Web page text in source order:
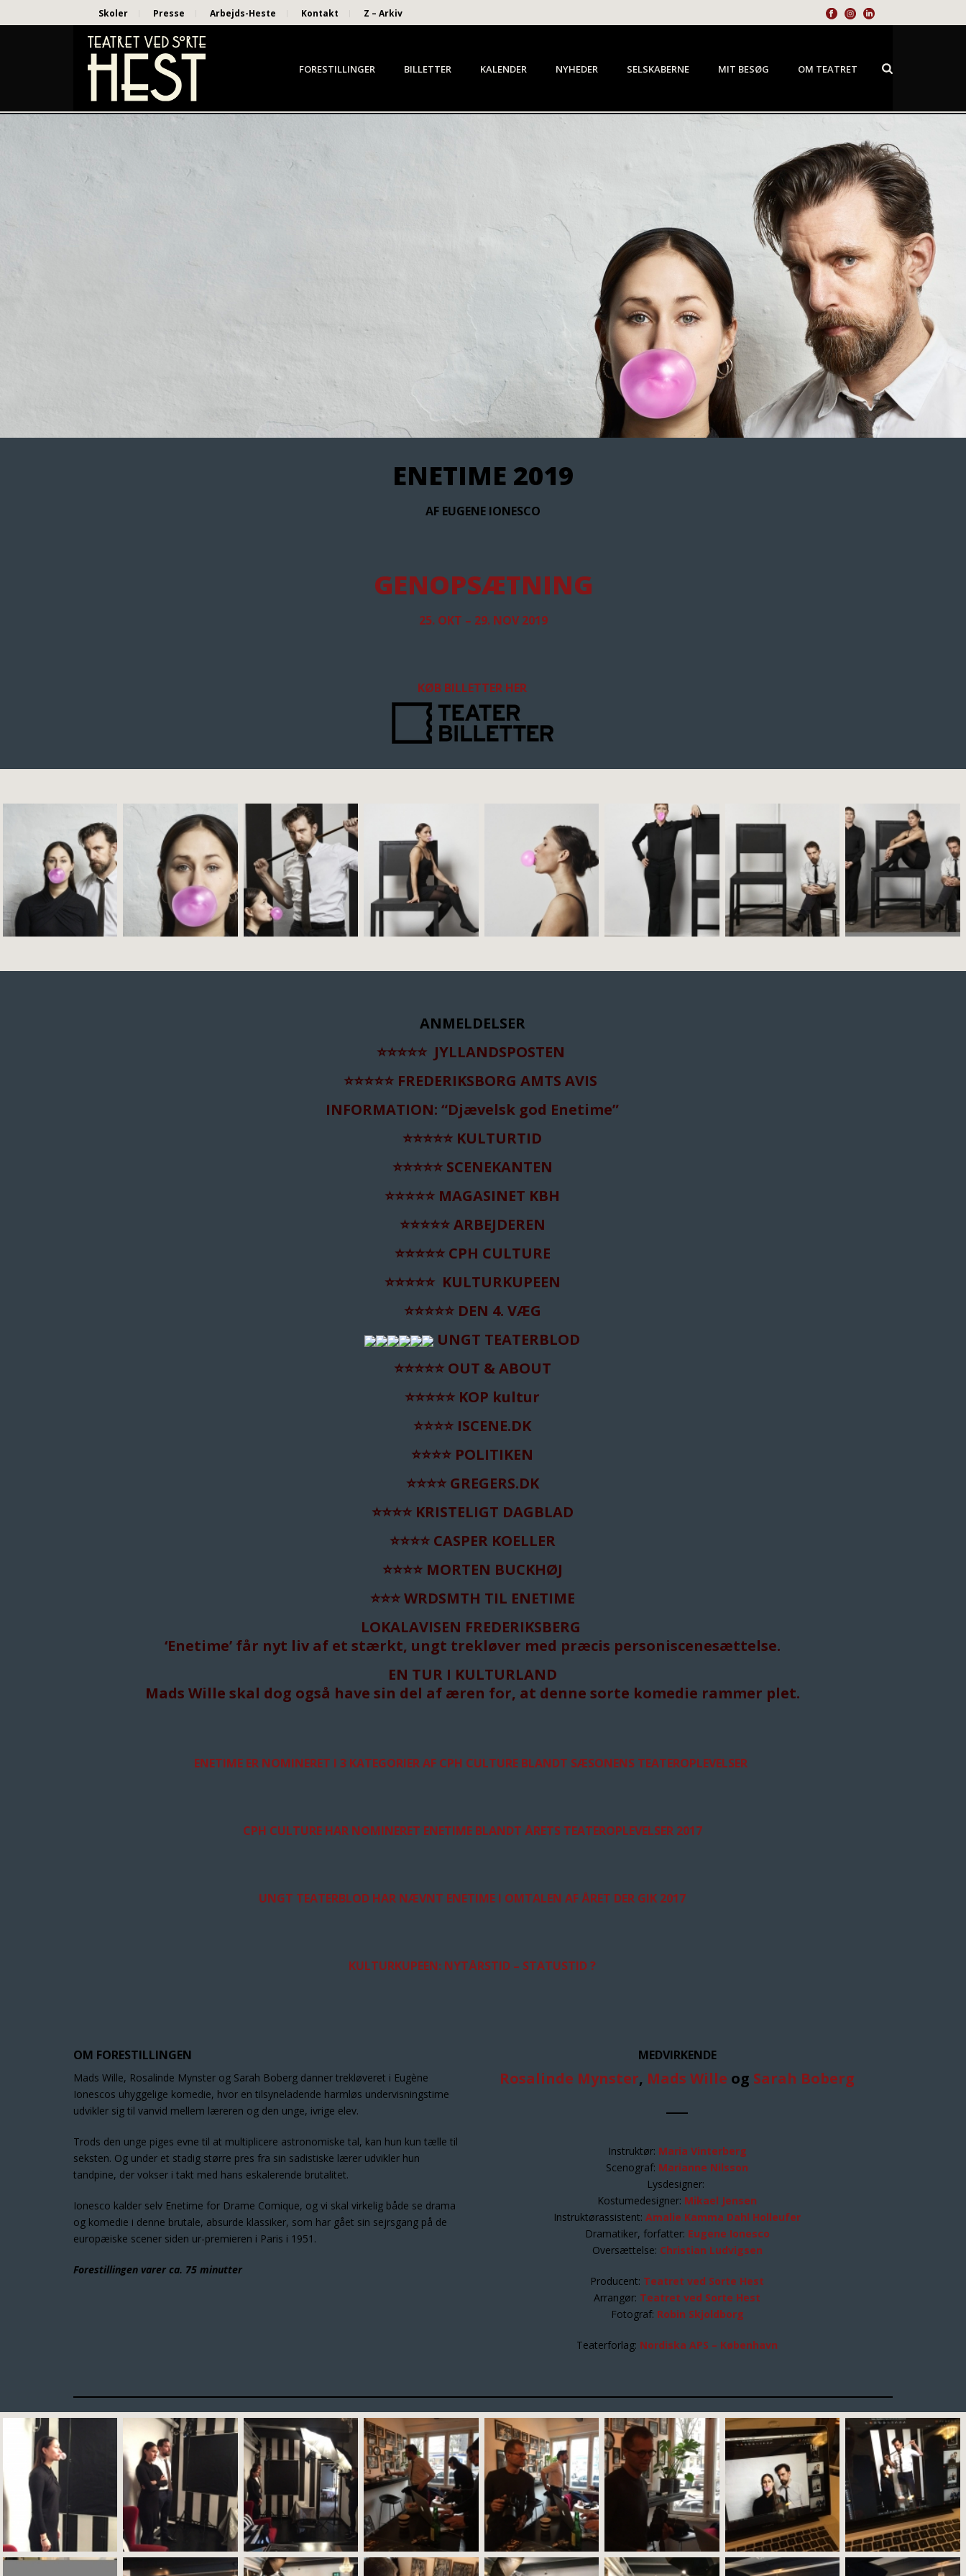
Skoler Presse Arbejds-Heste Kontakt Z – Arkiv
FORESTILLINGER BILLETTER KALENDER NYHEDER SELSKABERNE MIT BESØG OM TEATRET
ENETIME 2019
AF EUGENE IONESCO
GENOPSÆTNING
25. OKT – 29. NOV 2019
KØB BILLETTER HER
ANMELDELSER
⭐️⭐️⭐️⭐️⭐️ JYLLANDSPOSTEN
⭐️⭐️⭐️⭐️⭐️ FREDERIKSBORG AMTS AVIS
INFORMATION: “Djævelsk god Enetime”
⭐️⭐️⭐️⭐️⭐️ KULTURTID
⭐️⭐️⭐️⭐️⭐️ SCENEKANTEN
⭐️⭐️⭐️⭐️⭐️ MAGASINET KBH
⭐️⭐️⭐️⭐️⭐️ ARBEJDEREN
⭐️⭐️⭐️⭐️⭐️ CPH CULTURE
⭐️⭐️⭐️⭐️⭐️ KULTURKUPEEN
⭐️⭐️⭐️⭐️⭐️ DEN 4. VÆG
UNGT TEATERBLOD
⭐️⭐️⭐️⭐️⭐️ OUT & ABOUT
⭐️⭐️⭐️⭐️⭐️ KOP kultur
⭐️⭐️⭐️⭐️ ISCENE.DK
⭐️⭐️⭐️⭐️ POLITIKEN
⭐️⭐️⭐️⭐️ GREGERS.DK
⭐️⭐️⭐️⭐️ KRISTELIGT DAGBLAD
⭐️⭐️⭐️⭐️ CASPER KOELLER
⭐️⭐️⭐️⭐️ MORTEN BUCKHØJ
⭐️⭐️⭐️WRDSMTH TIL ENETIME
LOKALAVISEN FREDERIKSBERG
‘Enetime’ får nyt liv af et stærkt, ungt trekløver med præcis personiscenesættelse.
EN TUR I KULTURLAND
Mads Wille skal dog også have sin del af æren for, at denne sorte komedie rammer plet.
ENETIME ER NOMINERET I 3 KATEGORIER AF CPH CULTURE BLANDT SÆSONENS TEATEROPLEVELSER
CPH CULTURE HAR NOMINERET ENETIME BLANDT ÅRETS TEATEROPLEVELSER 2017
UNGT TEATERBLOD HAR NÆVNT ENETIME I OMTALEN AF ÅRET DER GIK 2017
KULTURKUPEEN: NYTÅRSTID – STATUSTID ?
OM FORESTILLINGEN
Mads Wille, Rosalinde Mynster og Sarah Boberg danner trekløveret i Eugène
Ionescos uhyggelige komedie, hvor en tilsyneladende harmløs undervisningstime
udvikler sig til vanvid mellem læreren og den unge, ivrige elev.
Trods den unge piges evne til at multiplicere astronomiske tal, kan hun kun tælle til
seksten. Og under et stadig større pres fra sin sadistiske lærer udvikler hun
tandpine, der vokser i takt med hans eskalerende brutalitet.
Ionesco kalder selv Enetime for Drame Comique, og vi skal virkelig både se drama
og komedie i denne brutale, absurde klassiker, som har gået sin sejrsgang på de
europæiske scener siden ur-premieren i Paris i 1951.
Forestillingen varer ca. 75 minutter
MEDVIRKENDE
Rosalinde Mynster, Mads Wille og Sarah Boberg
Instruktør: Maria Vinterberg
Scenograf: Marianne Nilsson
Lysdesigner:
Kostumedesigner: Mikael Jensen
Instruktørassistent: Amalie Kamma Dahl Holleufer
Dramatiker, forfatter: Eugene Ionesco
Oversættelse: Christian Ludvigsen
Producent: Teatret ved Sorte Hest
Arrangør: Teatret ved Sorte Hest
Fotograf: Robin Skjoldborg
Teaterforlag: Nordiska APS – København